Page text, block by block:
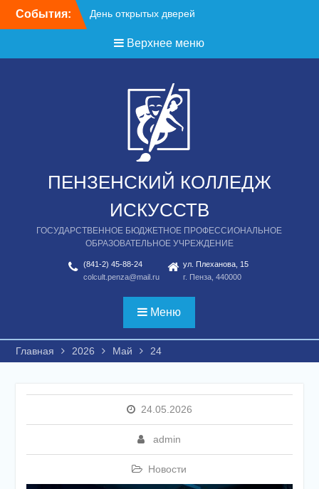
События: День открытых дверей
Верхнее меню
ПЕНЗЕНСКИЙ КОЛЛЕДЖ
ИСКУССТВ
ГОСУДАРСТВЕННОЕ БЮДЖЕТНОЕ ПРОФЕССИОНАЛЬНОЕ
ОБРАЗОВАТЕЛЬНОЕ УЧРЕЖДЕНИЕ
(841-2) 45-88-24
colcult.penza@mail.ru
ул. Плеханова, 15
г. Пенза, 440000
Меню
Главная 2026 Май 24
24.05.2026
admin
Новости